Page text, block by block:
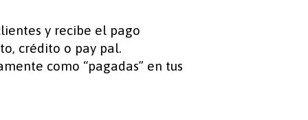
y recibe el pago
crédito o pay pal.
como “pagadas” en tus